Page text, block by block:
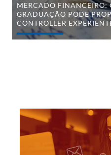
MERCADO FINANCEIRO:
GRADUAÇÃO PODE
CONTROLLER